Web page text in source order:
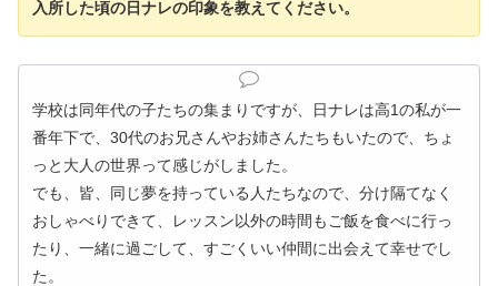
入所した頃の日ナレの印象を教えてください。
学校は同年代の子たちの集まりですが、日ナレは高1の私が一
番年下で、30代のお兄さんやお姉さんたちもいたので、ちょ
っと大人の世界って感じがしました。
でも、皆、同じ夢を持っている人たちなので、分け隔てなく
おしゃべりできて、レッスン以外の時間もご飯を食べに行っ
たり、一緒に過ごして、すごくいい仲間に出会えて幸せでし
た。